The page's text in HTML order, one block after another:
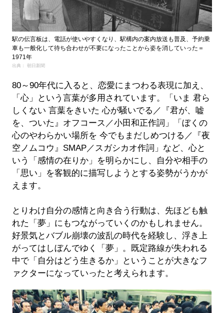
駅の伝言板は、電話が使いやすくなり、駅構内の案内放送も普及、予約乗
車も一般化して待ち合わせが不要になったことから姿を消していった＝
1971年
出典： 朝日新聞
80～90年代に入ると、恋愛にまつわる表現に加え、
「心」という言葉が多用されています。「いま 君ら
しくない 言葉をきいた 心が騒いでる／『君が、嘘
を、ついた』オフコース／小田和正作詞」「ぼくの
心のやわらかい場所を 今でもまだしめつける／『夜
空ノムコウ』SMAP／スガシカオ作詞」など、心と
いう「感情の在りか」を明らかにし、自分や相手の
「思い」を客観的に描写しようとする姿勢がうかが
えます。
とりわけ自分の感情と向き合う行動は、先ほども触
れた「夢」にもつながっていくのかもしれません。
好景気とバブル崩壊の波乱の時代を経験し、浮き上
がってはしぼんでゆく「夢」。既定路線が失われる
中で「自分はどう生きるか」ということが大きなフ
ァクターになっていったと考えられます。